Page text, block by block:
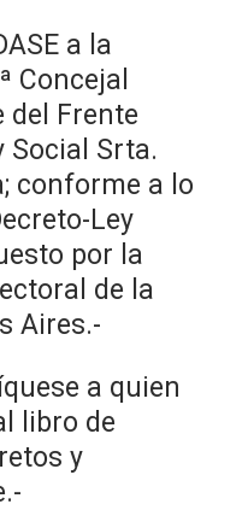
a la
Concejal
del Frente
Social Srta.
conforme a lo
Ley
por la
de la
Aires.-
a quien
libro de
y